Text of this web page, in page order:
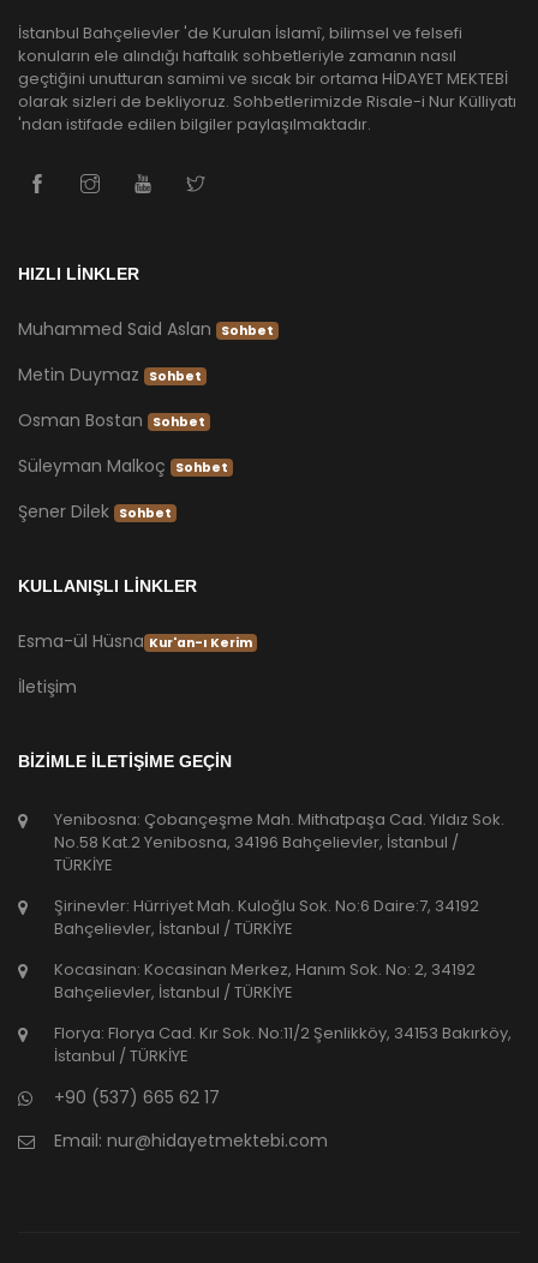
İstanbul Bahçelievler 'de Kurulan İslamî, bilimsel ve felsefi
konuların ele alındığı haftalık sohbetleriyle zamanın nasıl
geçtiğini unutturan samimi ve sıcak bir ortama HİDAYET MEKTEBİ
olarak sizleri de bekliyoruz. Sohbetlerimizde Risale-i Nur Külliyatı
'ndan istifade edilen bilgiler paylaşılmaktadır.
HIZLI LİNKLER
Muhammed Said Aslan Sohbet
Metin Duymaz Sohbet
Osman Bostan Sohbet
Süleyman Malkoç Sohbet
Şener Dilek Sohbet
KULLANIŞLI LİNKLER
Esma-ül Hüsna Kur'an-ı Kerim
İletişim
BİZİMLE İLETİŞİME GEÇİN
Yenibosna: Çobançeşme Mah. Mithatpaşa Cad. Yıldız Sok.
No.58 Kat.2 Yenibosna, 34196 Bahçelievler, İstanbul /
TÜRKİYE
Şirinevler: Hürriyet Mah. Kuloğlu Sok. No:6 Daire:7, 34192
Bahçelievler, İstanbul / TÜRKİYE
Kocasinan: Kocasinan Merkez, Hanım Sok. No: 2, 34192
Bahçelievler, İstanbul / TÜRKİYE
Florya: Florya Cad. Kır Sok. No:11/2 Şenlikköy, 34153 Bakırköy,
İstanbul / TÜRKİYE
+90 (537) 665 62 17
Email: nur@hidayetmektebi.com